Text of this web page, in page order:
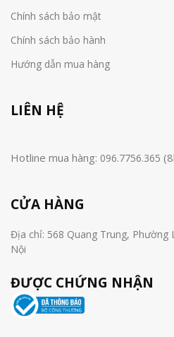
Chính sách bảo mật
Chính sách bảo hành
Hướng dẫn mua hàng
LIÊN HỆ
Hotline mua hàng: 096.7756.365
CỬA HÀNG
Địa chỉ: 568 Quang Trung, Phường
Nội
ĐƯỢC CHỨNG NHẬN